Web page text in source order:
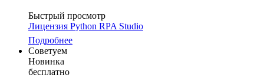
Быстрый просмотр
Лицензия Python RPA Studio
Подробнее
Советуем
Новинка
бесплатно